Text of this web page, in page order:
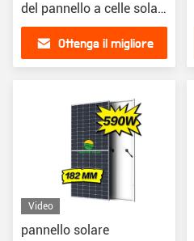
del pannello a celle solari
ha tagliato 24v
Ottenga il migliore
Video
pannello solare